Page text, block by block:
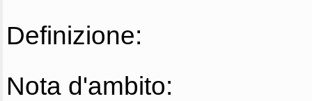
Definizione:
Nota d'ambito: